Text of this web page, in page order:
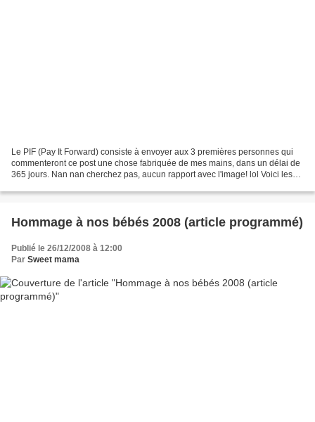
Le PIF (Pay It Forward) consiste à envoyer aux 3 premières personnes qui
commenteront ce post une chose fabriquée de mes mains, dans un délai de
365 jours. Nan nan cherchez pas, aucun rapport avec l'image! lol Voici les
Hommage à nos bébés 2008 (article programmé)
Publié le 26/12/2008 à 12:00
Par Sweet mama